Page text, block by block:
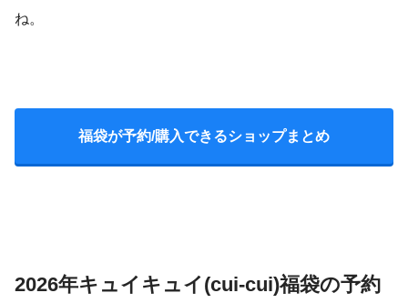
ね。
福袋が予約/購入できるショップまとめ
2026年キュイキュイ(cui-cui)福袋の予約